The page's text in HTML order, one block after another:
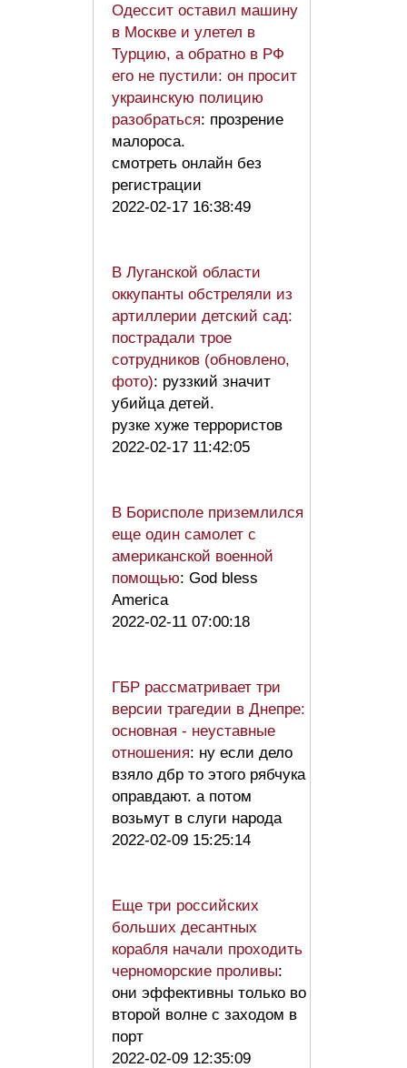
Одессит оставил машину
в Москве и улетел в
Турцию, а обратно в РФ
его не пустили: он просит
украинскую полицию
разобраться: прозрение
малороса.
смотреть онлайн без
регистрации
2022-02-17 16:38:49
В Луганской области
оккупанты обстреляли из
артиллерии детский сад:
пострадали трое
сотрудников (обновлено,
фото): руззкий значит
убийца детей.
рузке хуже террористов
2022-02-17 11:42:05
В Борисполе приземлился
еще один самолет с
американской военной
помощью: God bless
America
2022-02-11 07:00:18
ГБР рассматривает три
версии трагедии в Днепре:
основная - неуставные
отношения: ну если дело
взяло дбр то этого рябчука
оправдают. а потом
возьмут в слуги народа
2022-02-09 15:25:14
Еще три российских
больших десантных
корабля начали проходить
черноморские проливы:
они эффективны только во
второй волне с заходом в
порт
2022-02-09 12:35:09